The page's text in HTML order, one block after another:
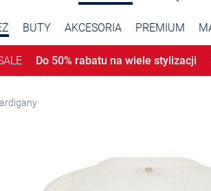
BUTY AKCESORIA PREMIUM
Do 50% rabatu na wiele stylizacji